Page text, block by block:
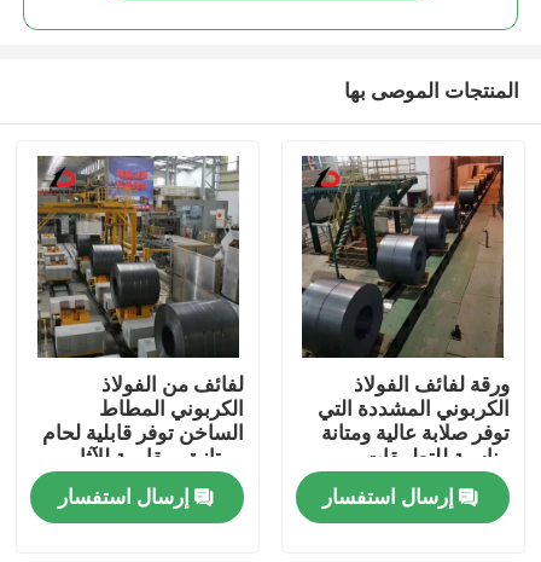
المنتجات الموصى بها
ورقة لفائف الفولاذ
الكربوني المشددة التي
توفر صلابة عالية ومتانة
مناسبة للتطبيقات
الصناعية الثقيلة
إرسال استفسار
لفائف من الفولاذ
الكربوني المطاط
الساخن توفر قابلية لحام
ممتازة ومقاومة للآثار
مناسبة لبناء خطوط
الأنابيبإرسال استفسار